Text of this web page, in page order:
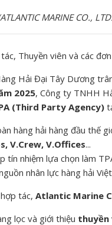
CO., LTD. IS
Thuyền viên và các
Hải Đại Tây Dương
2025, Công ty TNHH
(Third Party Agency)
hàng hải hàng đầu thế
V.Crew, V.Offices...
tín nhiệm lựa chọn làm
nhân lực hàng hải
tác, Atlantic Marine
lọc và giới thiệu thuyền